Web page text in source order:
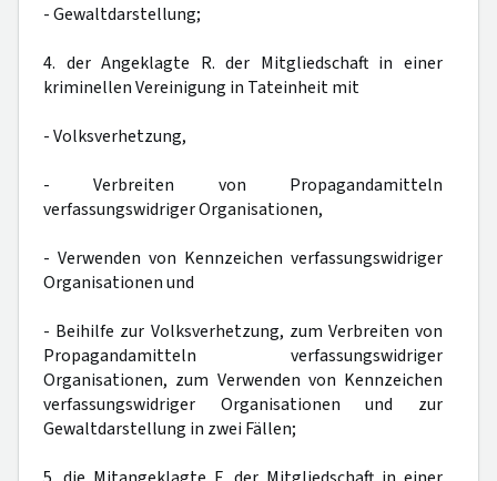
- Gewaltdarstellung;
4. der Angeklagte R. der Mitgliedschaft in einer
kriminellen Vereinigung in Tateinheit mit
- Volksverhetzung,
- Verbreiten von Propagandamitteln
verfassungswidriger Organisationen,
- Verwenden von Kennzeichen verfassungswidriger
Organisationen und
- Beihilfe zur Volksverhetzung, zum Verbreiten von
Propagandamitteln verfassungswidriger
Organisationen, zum Verwenden von Kennzeichen
verfassungswidriger Organisationen und zur
Gewaltdarstellung in zwei Fällen;